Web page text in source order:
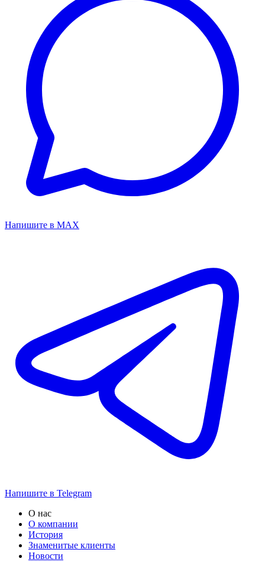
Напишите в MAX
Напишите в Telegram
О нас
О компании
История
Знаменитые клиенты
Новости